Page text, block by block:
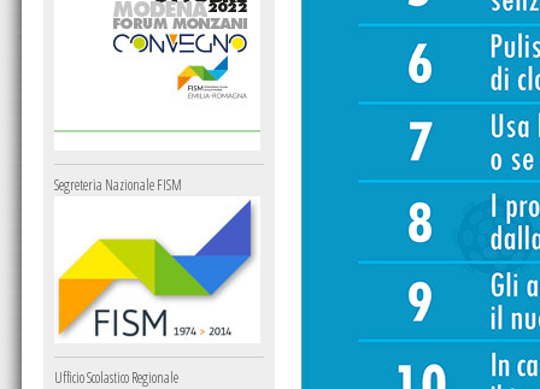
Segreteria Nazionale FISM
Ufficio Scolastico Regionale